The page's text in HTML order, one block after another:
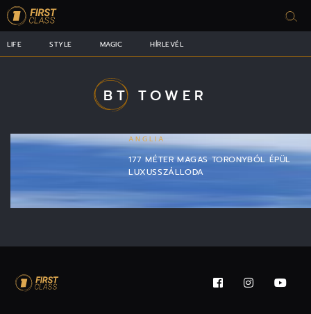
LIFE STYLE MAGIC HÍRLEVÉL
BT TOWER
ANGLIA
177 MÉTER MAGAS TORONYBÓL ÉPÜL
LUXUSSZÁLLODA